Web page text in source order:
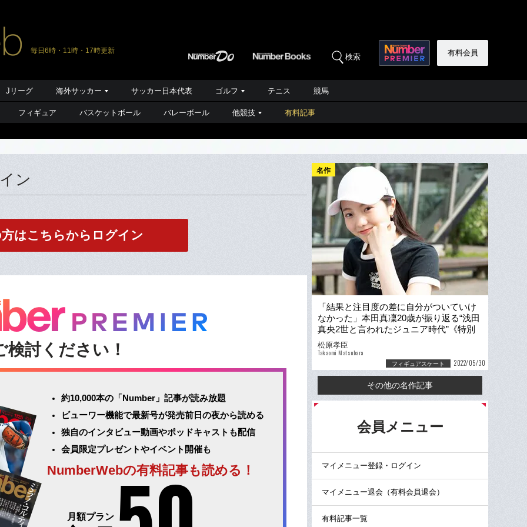
毎日6時・11時・17時更新
検索 有料会員
Jリーグ 海外サッカー サッカー日本代表 ゴルフ テニス 競馬
フィギュア バスケットボール バレーボール 他競技 有料記事
ン
はこちらからログイン
検討ください！
約10,000本の「Number」記事が読み放題
ビューワー機能で最新号が発売前日の夜から読める
独自のインタビュー動画やポッドキャストも配信
会員限定プレゼントやイベント開催も
NumberWebの有料記事も読める！
月額プラン
名作
「結果と注目度の差に自分がついていけ
なかった」本田真凜20歳が振り返る“浅田
真央2世と言われたジュニア時代”《特別
グラビア》
松原孝臣
Takaomi Matsubara
フィギュアスケート 2022/05/30
その他の名作記事
会員メニュー
マイメニュー登録・ログイン
マイメニュー退会（有料会員退会）
有料記事一覧